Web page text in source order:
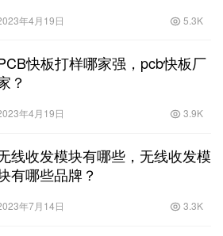
年4月19日 5.3K
快板打样哪家强，pcb快板厂
？
年4月19日 3.9K
线收发模块有哪些，无线收发模
有哪些品牌？
年7月14日 3.3K